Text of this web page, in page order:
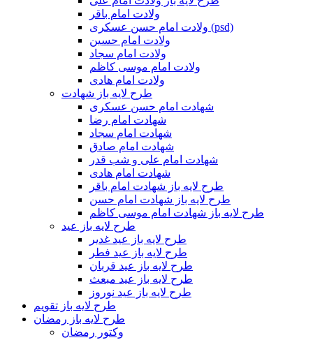
ولادت امام باقر
ولادت امام حسن عسکری (psd)
ولادت امام حسین
ولادت امام سجاد
ولادت امام موسی کاظم
ولادت امام هادی
طرح لایه باز شهادت
شهادت امام حسن عسکری
شهادت امام رضا
شهادت امام سجاد
شهادت امام صادق
شهادت امام علی و شب قدر
شهادت امام هادی
طرح لایه باز شهادت امام باقر
طرح لایه باز شهادت امام حسن
طرح لایه باز شهادت امام موسی کاظم
طرح لایه باز عید
طرح لایه باز عید غدیر
طرح لایه باز عید فطر
طرح لایه باز عید قربان
طرح لایه باز عید مبعث
طرح لایه باز عید نوروز
طرح لایه باز تقویم
طرح لایه باز رمضان
وکتور رمضان